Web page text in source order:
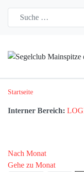
Startseite
Interner Bereich:
Nach Monat
Gehe zu Monat